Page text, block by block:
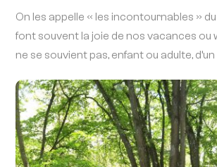
On les appelle « les incontournables »
font souvent la joie de nos vacances ou
ne se souvient pas, enfant ou adulte,
drôles de maisons ou d’immenses
rencontres créatrices de grandes
et de multiples souvenirs. Oui, nous
France ! Nous sommes parmi les pays